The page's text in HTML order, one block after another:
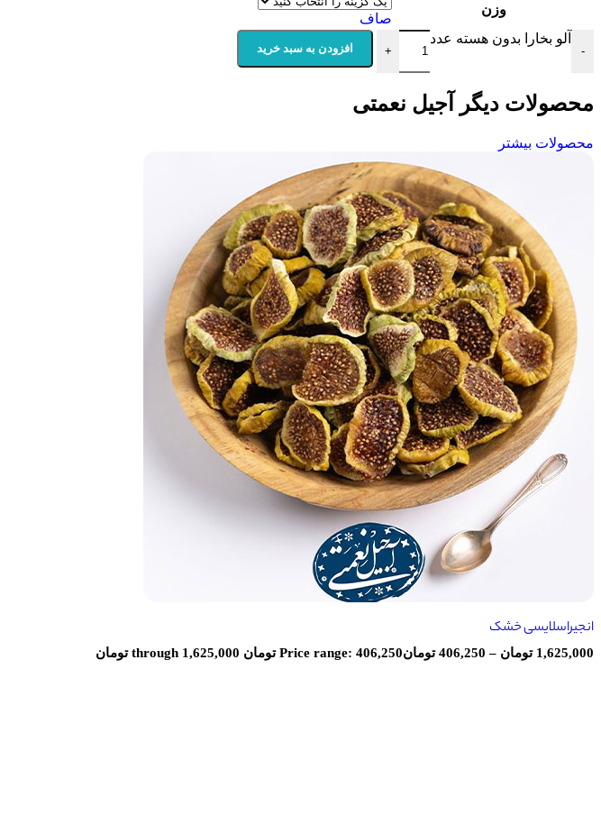
وزن
صاف
-
آلو بخارا بدون هسته عدد
+ افزودن به سبد خرید
محصولات دیگر آجیل نعمتی
محصولات بیشتر
انجیراسلایسی خشک
1,625,000 تومان –
406,250 تومانPrice range: 406,250 تومان through 1,625,000 تومان